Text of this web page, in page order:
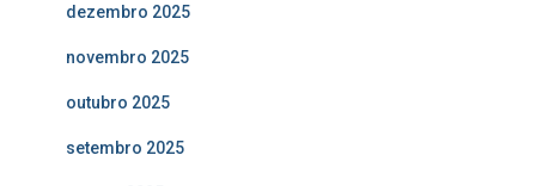
dezembro 2025
novembro 2025
outubro 2025
setembro 2025